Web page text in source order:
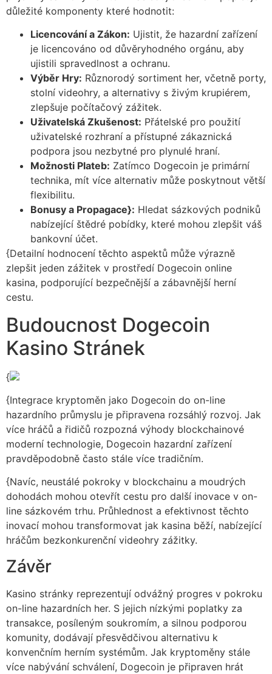
důležité komponenty které hodnotit:
Licencování a Zákon: Ujistit, že hazardní zařízení
je licencováno od důvěryhodného orgánu, aby
ujistili spravedlnost a ochranu.
Výběr Hry: Různorodý sortiment her, včetně porty,
stolní videohry, a alternativy s živým krupiérem,
zlepšuje počítačový zážitek.
Uživatelská Zkušenost: Přátelské pro použití
uživatelské rozhraní a přístupné zákaznická
podpora jsou nezbytné pro plynulé hraní.
Možnosti Plateb: Zatímco Dogecoin je primární
technika, mít více alternativ může poskytnout větší
flexibilitu.
Bonusy a Propagace}: Hledat sázkových podniků
nabízející štědré pobídky, které mohou zlepšit váš
bankovní účet.
{Detailní hodnocení těchto aspektů může výrazně
zlepšit jeden zážitek v prostředí Dogecoin online
kasina, podporující bezpečnější a zábavnější herní
cestu.
Budoucnost Dogecoin
Kasino Stránek
{
{Integrace kryptoměn jako Dogecoin do on-line
hazardního průmyslu je připravena rozsáhlý rozvoj. Jak
více hráčů a řidičů rozpozná výhody blockchainové
moderní technologie, Dogecoin hazardní zařízení
pravděpodobně často stále více tradičním.
{Navíc, neustálé pokroky v blockchainu a moudrých
dohodách mohou otevřít cestu pro další inovace v on-
line sázkovém trhu. Průhlednost a efektivnost těchto
inovací mohou transformovat jak kasina běží, nabízející
hráčům bezkonkurenční videohry zážitky.
Závěr
Kasino stránky reprezentují odvážný progres v pokroku
on-line hazardních her. S jejich nízkými poplatky za
transakce, posíleným soukromím, a silnou podporou
komunity, dodávají přesvědčivou alternativu k
konvenčním herním systémům. Jak kryptoměny stále
více nabývání schválení, Dogecoin je připraven hrát